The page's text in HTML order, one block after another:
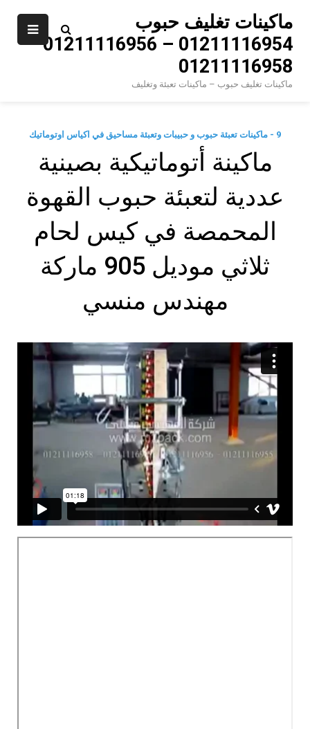
content
ماكينات تغليف حبوب
01211116954 – 01211116956 –
01211116958
ماكينات تغليف حبوب – ماكينات تعبئة وتغليف
9 - ماكينات تعبئة حبوب و حبيبات وتعبئة مساحيق في اكياس اوتوماتيك
ماكينة أتوماتيكية بصينية
عددية لتعبئة حبوب القهوة
المحمصة في كيس لحام
ثلاثي موديل 905 ماركة
مهندس منسي